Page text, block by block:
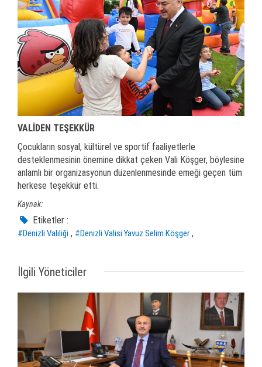
VALİDEN TEŞEKKÜR
Çocukların sosyal, kültürel ve sportif faaliyetlerle
desteklenmesinin önemine dikkat çeken Vali Köşger, böylesine
anlamlı bir organizasyonun düzenlenmesinde emeği geçen tüm
herkese teşekkür etti.
Kaynak:
Etiketler :
#Denizli Valiliği , #Denizli Valisi Yavuz Selim Köşger ,
İlgili Yöneticiler